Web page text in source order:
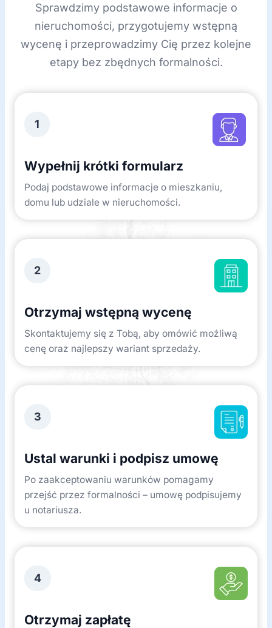
Sprawdzimy podstawowe informacje o
nieruchomości, przygotujemy wstępną
wycenę i przeprowadzimy Cię przez kolejne
etapy bez zbędnych formalności.
1
Wypełnij krótki formularz
Podaj podstawowe informacje o mieszkaniu,
domu lub udziale w nieruchomości.
2
Otrzymaj wstępną wycenę
Skontaktujemy się z Tobą, aby omówić możliwą
cenę oraz najlepszy wariant sprzedaży.
3
Ustal warunki i podpisz umowę
Po zaakceptowaniu warunków pomagamy
przejść przez formalności – umowę podpisujemy
u notariusza.
4
Otrzymaj zapłatę